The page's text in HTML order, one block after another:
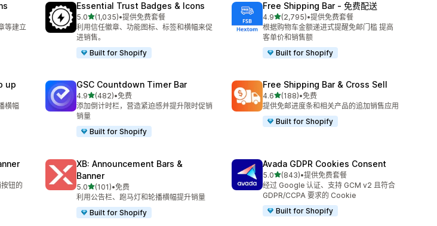
等建立
Essential Trust Badges & Icons
5.0星（满分 5 星）
(1,035)
总共 1035 条评论
•提供免费套餐
利用信任徽章、功能图标、标签和横幅来促
进销售。
Built for Shopify
Free Shipping Bar ‑ 免费配送
4.9星（满分 5 星）
(2,795)
总共 2795 条评论
•提供免费套餐
根据购物车金额递进式提醒免邮门槛 提高
客单价和销售额
Built for Shopify
up
横幅
GSC Countdown Timer Bar
4.9星（满分 5 星）
(482)
总共 482 条评论
•免费
添加倒计时栏，营造紧迫感并提升限时促销
销量
Built for Shopify
Free Shipping Bar & Cross Sell
4.6星（满分 5 星）
(188)
总共 188 条评论
•免费
提供免邮进度条和相关产品的追加销售应用
Built for Shopify
钮的
XB: Announcement Bars &
Banner
5.0星（满分 5 星）
(101)
总共 101 条评论
•免费
利用公告栏、跑马灯和轮播横幅提升销量
Built for Shopify
Avada GDPR Cookies Consent
5.0星（满分 5 星）
(843)
总共 843 条评论
•提供免费套餐
经过 Google 认证、支持 GCM v2 且符合
GDPR/CCPA 要求的 Cookie
Built for Shopify